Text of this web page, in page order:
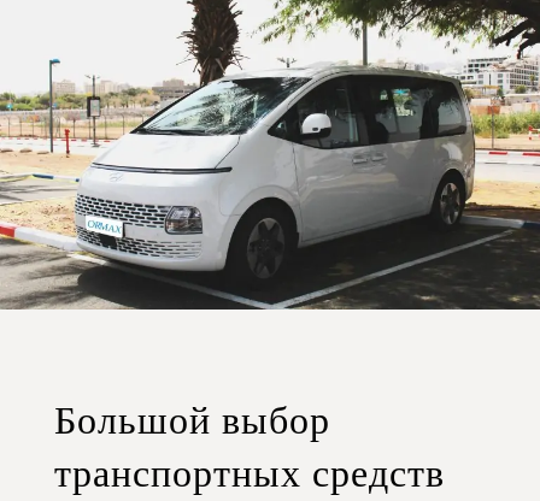
Большой выбор
транспортных средств